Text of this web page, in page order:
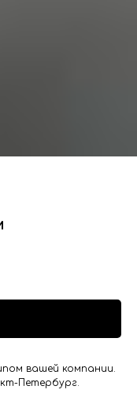
вашей компании.
Петербург.